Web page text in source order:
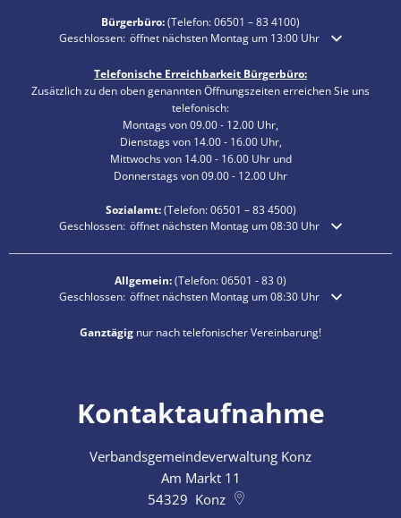
Bürgerbüro:(Telefon:06501 – 83 4100)
Klicken, um weitere Öffnungs- oder Schließzeiten auszublenden
Geschlossen: öffnet nächsten Montag um 13:00 Uhr
Telefonische Erreichbarkeit Bürgerbüro:
Zusätzlich zu den oben genannten Öffnungszeiten erreichen Sie uns
telefonisch:
Montags von 09.00 - 12.00 Uhr,
Dienstags von 14.00 - 16.00 Uhr,
Mittwochs von 14.00 - 16.00 Uhr und
Donnerstags von 09.00 - 12.00 Uhr
Sozialamt:(Telefon:06501 – 834500)
Klicken, um weitere Öffnungs- oder Schließzeiten auszublenden
Geschlossen: öffnet nächsten Montag um 08:30 Uhr
Allgemein:(Telefon:06501 - 83 0)
Klicken, um weitere Öffnungs- oder Schließzeiten auszublenden
Geschlossen: öffnet nächsten Montag um 08:30 Uhr
Ganztägig nur nach telefonischer Vereinbarung!
Kontaktaufnahme
Verbandsgemeindeverwaltung Konz
Am Markt 11
54329 Konz